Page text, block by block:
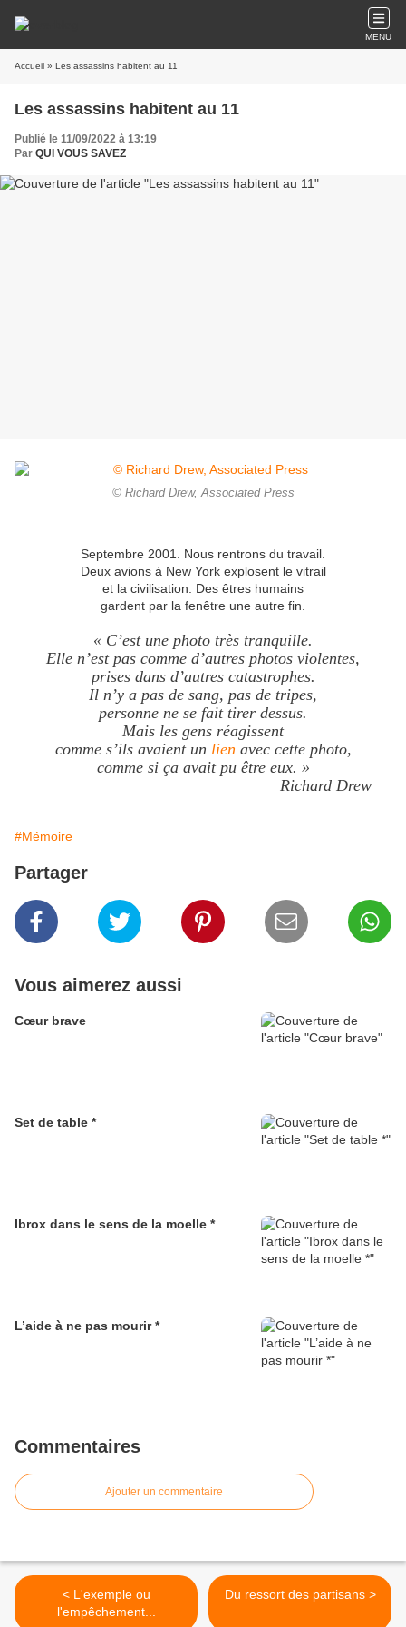
MENU
Accueil » Les assassins habitent au 11
Les assassins habitent au 11
Publié le 11/09/2022 à 13:19
Par QUI VOUS SAVEZ
© Richard Drew, Associated Press
Septembre 2001. Nous rentrons du travail.
Deux avions à New York explosent le vitrail
et la civilisation. Des êtres humains
gardent par la fenêtre une autre fin.
« C’est une photo très tranquille.
Elle n’est pas comme d’autres photos violentes,
prises dans d’autres catastrophes.
Il n’y a pas de sang, pas de tripes,
personne ne se fait tirer dessus.
Mais les gens réagissent
comme s’ils avaient un lien avec cette photo,
comme si ça avait pu être eux. »
Richard Drew
#Mémoire
Partager
Vous aimerez aussi
Cœur brave
Set de table *
Ibrox dans le sens de la moelle *
L’aide à ne pas mourir *
Commentaires
Ajouter un commentaire
< L'exemple ou
l'empêchement...
Du ressort des partisans >